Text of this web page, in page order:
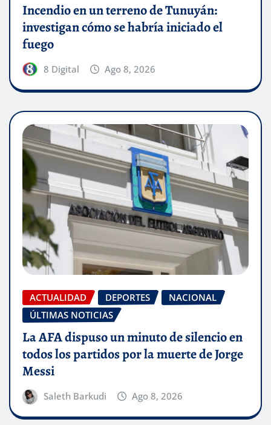
Incendio en un terreno de Tunuyán:
investigan cómo se habría iniciado el
fuego
8 Digital Ago 8, 2026
ACTUALIDAD DEPORTES
NACIONAL
ÚLTIMAS NOTICIAS
La AFA dispuso un minuto de silencio en
todos los partidos por la muerte de Jorge
Messi
Saleth Barkudi Ago 8, 2026